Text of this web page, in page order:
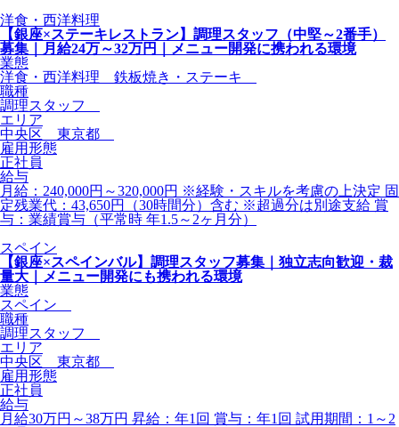
洋食・西洋料理
【銀座×ステーキレストラン】調理スタッフ（中堅～2番手）
募集｜月給24万～32万円｜メニュー開発に携われる環境
業態
洋食・西洋料理 鉄板焼き・ステーキ
職種
調理スタッフ
エリア
中央区 東京都
雇用形態
正社員
給与
月給：240,000円～320,000円 ※経験・スキルを考慮の上決定 固
定残業代：43,650円（30時間分）含む ※超過分は別途支給 賞
与：業績賞与（平常時 年1.5～2ヶ月分）
スペイン
【銀座×スペインバル】調理スタッフ募集｜独立志向歓迎・裁
量大｜メニュー開発にも携われる環境
業態
スペイン
職種
調理スタッフ
エリア
中央区 東京都
雇用形態
正社員
給与
月給30万円～38万円 昇給：年1回 賞与：年1回 試用期間：1～2